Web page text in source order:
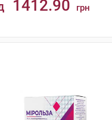
1412.90 грн